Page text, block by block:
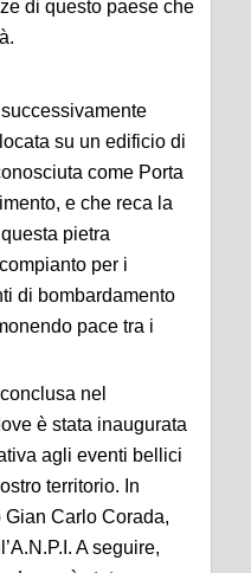
di questo paese che
su un edificio di
come Porta
e che reca la
pietra
per i
di bombardamento
pace tra i
nel
è stata inaugurata
agli eventi bellici
territorio. In
Carlo Corada,
A seguire,